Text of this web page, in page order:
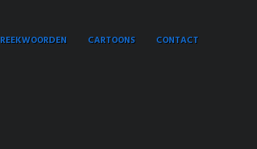
CARTOONS CONTACT